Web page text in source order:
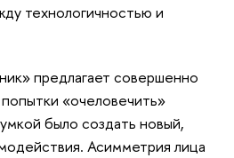
технологичностью и
предлагает совершенно
«очеловечить»
было создать новый,
Асимметрия лица